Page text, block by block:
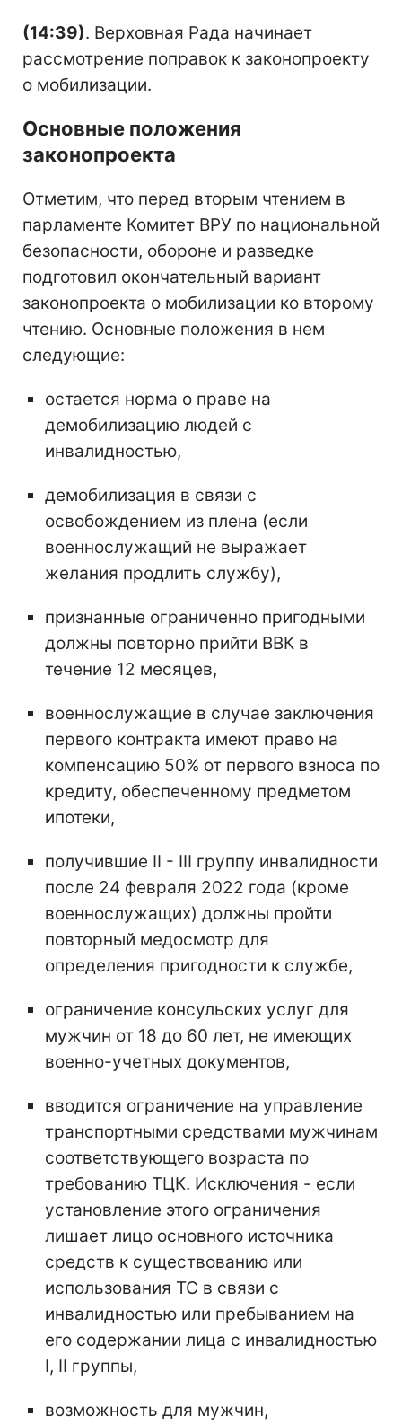
(14:39). Верховная Рада начинает
рассмотрение поправок к законопроекту
о мобилизации.
Основные положения
законопроекта
Отметим, что перед вторым чтением в
парламенте Комитет ВРУ по национальной
безопасности, обороне и разведке
подготовил окончательный вариант
законопроекта о мобилизации ко второму
чтению. Основные положения в нем
следующие:
остается норма о праве на
демобилизацию людей с
инвалидностью,
демобилизация в связи с
освобождением из плена (если
военнослужащий не выражает
желания продлить службу),
признанные ограниченно пригодными
должны повторно прийти ВВК в
течение 12 месяцев,
военнослужащие в случае заключения
первого контракта имеют право на
компенсацию 50% от первого взноса по
кредиту, обеспеченному предметом
ипотеки,
получившие II - III группу инвалидности
после 24 февраля 2022 года (кроме
военнослужащих) должны пройти
повторный медосмотр для
определения пригодности к службе,
ограничение консульских услуг для
мужчин от 18 до 60 лет, не имеющих
военно-учетных документов,
вводится ограничение на управление
транспортными средствами мужчинам
соответствующего возраста по
требованию ТЦК. Исключения - если
установление этого ограничения
лишает лицо основного источника
средств к существованию или
использования ТС в связи с
инвалидностью или пребыванием на
его содержании лица с инвалидностью
I, II группы,
возможность для мужчин,